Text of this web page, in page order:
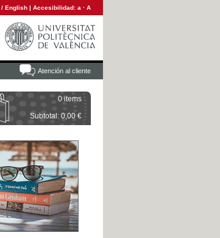
/ English | Accesibilidad: a · A
Atención al cliente
0 items
Subtotal: 0,00 €